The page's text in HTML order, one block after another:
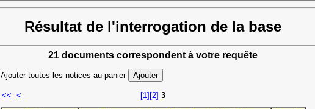
Résultat de l'interrogation de la base
21 documents correspondent à votre requête
Ajouter toutes les notices au panier
<< < [1] [2] 3